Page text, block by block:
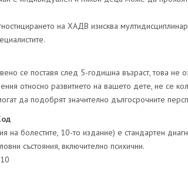
на ХАДВ изисква
се поставя след 5-годишна възраст, това не
относно развитието на вашето дете, не се
да подобрят значително дългосрочните
болестите, 10-то издание) е стандартен
състояния, включително психични.